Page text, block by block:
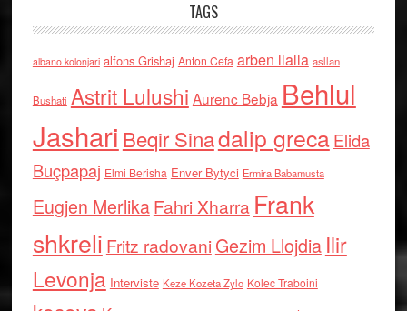
TAGS
albano kolonjari alfons Grishaj Anton Cefa arben llalla asllan
Bushati Astrit Lulushi Aurenc Bebja Behlul
Jashari Beqir Sinadalip grecaElida
Buçpapaj Elmi Berisha Enver Bytyci Ermira Babamusta
Eugjen MerlikaFahri Xharra Frank
shkreli Fritz radovaniGezim Llojdia Ilir
Levonja Interviste Keze Kozeta Zylo Kolec Traboini